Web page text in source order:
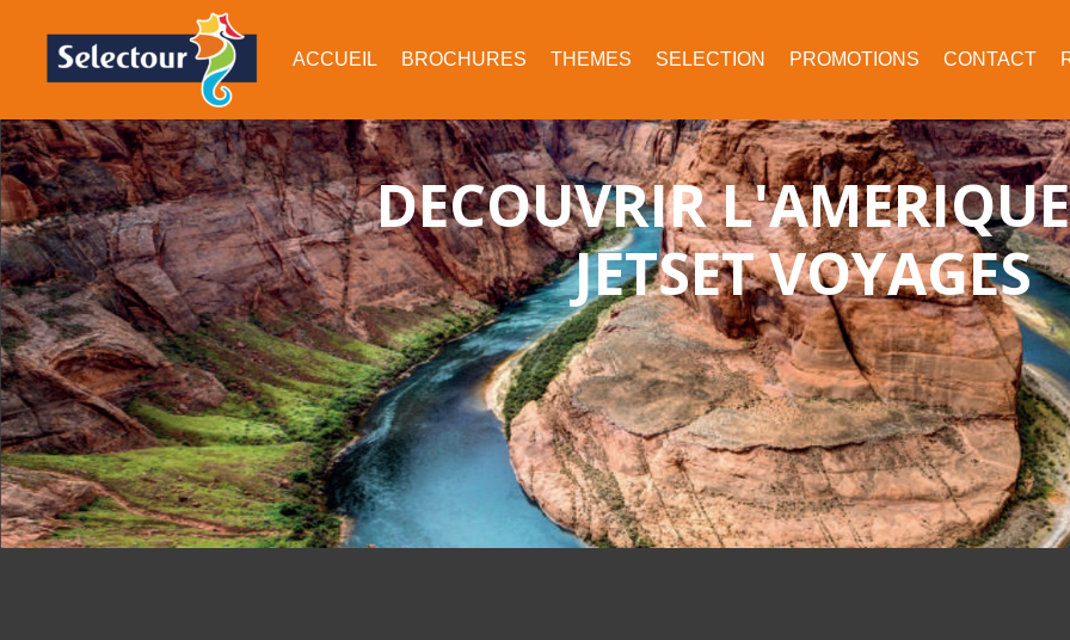
ACCUEIL BROCHURES THEMES SELECTION PROMOTIONS CONTACT
DECOUVRIR
JETSET VOYAGES